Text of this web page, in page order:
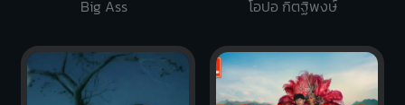
Big Ass โอปอ กิตฐิพงษ์